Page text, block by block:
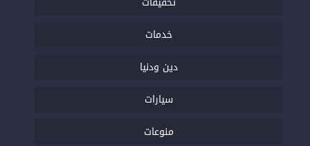
خدمات
دين ودنيا
سيارات
منوعات